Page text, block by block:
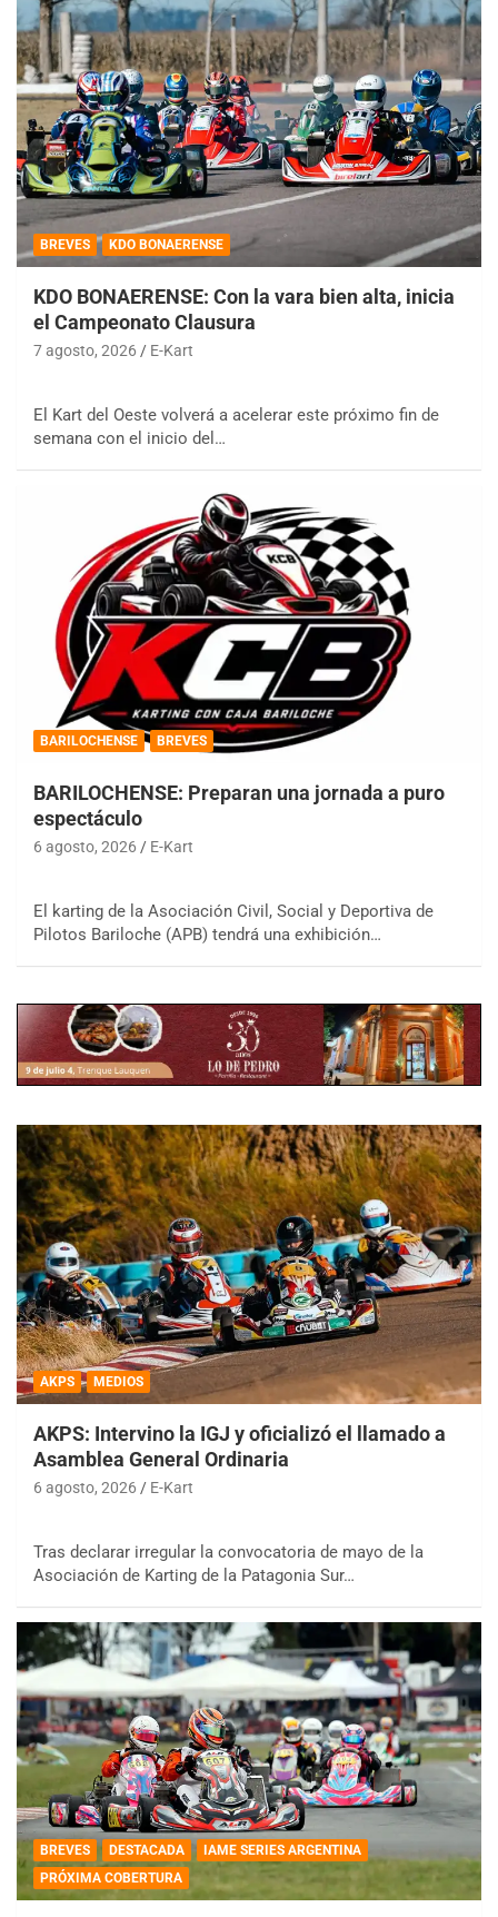
BREVES KDO BONAERENSE
KDO BONAERENSE: Con la vara bien alta, inicia
el Campeonato Clausura
7 agosto, 2026 E-Kart
El Kart del Oeste volverá a acelerar este próximo fin de
semana con el inicio del…
BARILOCHENSE BREVES
BARILOCHENSE: Preparan una jornada a puro
espectáculo
6 agosto, 2026 E-Kart
El karting de la Asociación Civil, Social y Deportiva de
Pilotos Bariloche (APB) tendrá una exhibición…
AKPS MEDIOS
AKPS: Intervino la IGJ y oficializó el llamado a
Asamblea General Ordinaria
6 agosto, 2026 E-Kart
Tras declarar irregular la convocatoria de mayo de la
Asociación de Karting de la Patagonia Sur…
BREVES DESTACADA
IAME SERIES ARGENTINA
PRÓXIMA COBERTURA